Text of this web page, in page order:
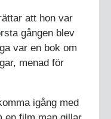
att hon var
gången blev
var en bok om
menad för
igång med